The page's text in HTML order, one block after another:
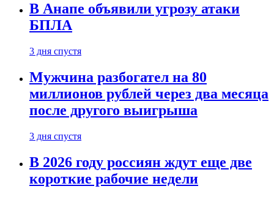
В Анапе объявили угрозу атаки
БПЛА
3 дня спустя
Мужчина разбогател на 80
миллионов рублей через два месяца
после другого выигрыша
3 дня спустя
В 2026 году россиян ждут еще две
короткие рабочие недели